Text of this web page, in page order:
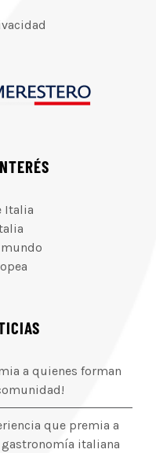
Italia
mundo
a quienes forman
que premia a
italiana